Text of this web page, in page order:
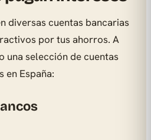
diversas cuentas bancarias
por tus ahorros. A
una selección de cuentas
en España: